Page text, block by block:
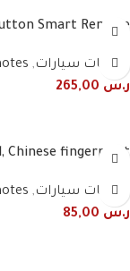
Smart Remote
ريموتات سيارات,
ر.س
Chinese fingerprint
ريموتات سيارات,
ر.س